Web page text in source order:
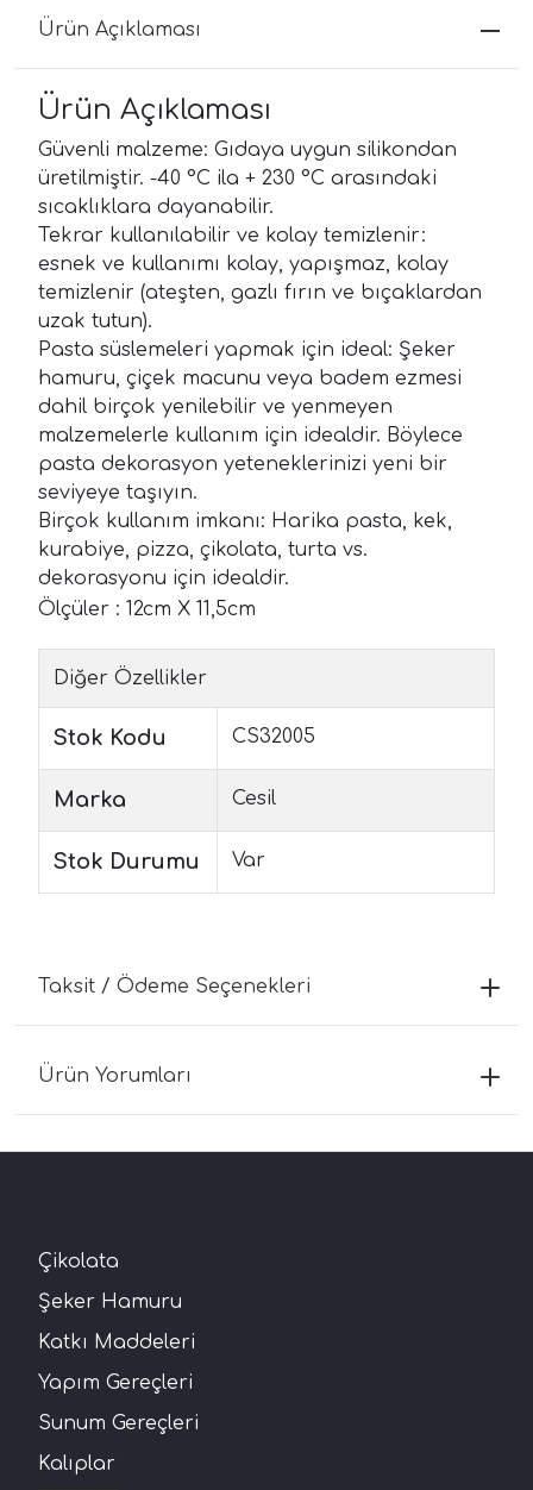
Ürün Açıklaması
Ürün Açıklaması
Güvenli malzeme: Gıdaya uygun silikondan
üretilmiştir. -40 °C ila + 230 °C arasındaki
sıcaklıklara dayanabilir.
Tekrar kullanılabilir ve kolay temizlenir:
esnek ve kullanımı kolay, yapışmaz, kolay
temizlenir (ateşten, gazlı fırın ve bıçaklardan
uzak tutun).
Pasta süslemeleri yapmak için ideal: Şeker
hamuru, çiçek macunu veya badem ezmesi
dahil birçok yenilebilir ve yenmeyen
malzemelerle kullanım için idealdir. Böylece
pasta dekorasyon yeteneklerinizi yeni bir
seviyeye taşıyın.
Birçok kullanım imkanı: Harika pasta, kek,
kurabiye, pizza, çikolata, turta vs.
dekorasyonu için idealdir.
Ölçüler : 12cm X 11,5cm
Diğer Özellikler
Stok Kodu CS32005
Marka Cesil
Stok Durumu Var
Taksit / Ödeme Seçenekleri
Ürün Yorumları
Çikolata
Şeker Hamuru
Katkı Maddeleri
Yapım Gereçleri
Sunum Gereçleri
Kalıplar